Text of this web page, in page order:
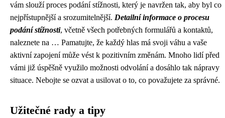
vám slouží proces podání stížnosti, který je navržen tak, aby byl co
nejpřístupnější a srozumitelnější. Detailní informace o procesu
podání stížnosti, včetně všech potřebných formulářů a kontaktů,
naleznete na … Pamatujte, že každý hlas má svoji váhu a vaše
aktivní zapojení může vést k pozitivním změnám. Mnoho lidí před
vámi již úspěšně využilo možnosti odvolání a dosáhlo tak nápravy
situace. Nebojte se ozvat a usilovat o to, co považujete za správné.
Užitečné rady a tipy